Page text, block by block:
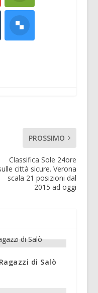
PROSSIMO
Classifica Sole 24ore
città sicure. Verona
scala 21 posizioni dal
2015 ad oggi
di Salò